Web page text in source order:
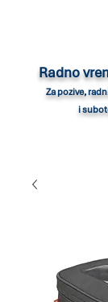
Radno
Za pozive,
i